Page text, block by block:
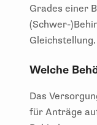
Grades einer
(Schwer-
Gleichstellung.
Welche
Das
für Anträge